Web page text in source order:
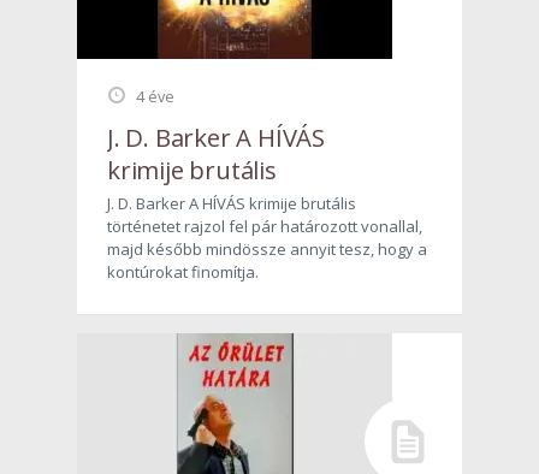
4 éve
J. D. Barker A HÍVÁS
krimije brutális
J. D. Barker A HÍVÁS krimije brutális
történetet rajzol fel pár határozott vonallal,
majd később mindössze annyit tesz, hogy a
kontúrokat finomítja.